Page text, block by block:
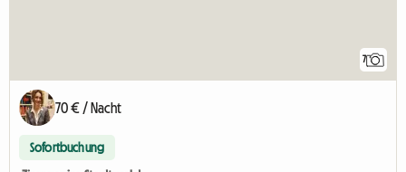
7
70 € / Nacht
Sofortbuchung